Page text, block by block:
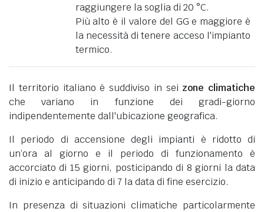
raggiungere la soglia di 20 °C.
Più alto è il valore del GG e maggiore è
la necessità di tenere acceso l'impianto
termico.
Il territorio italiano è suddiviso in sei zone climatiche
che variano in funzione dei gradi-giorno
indipendentemente dall'ubicazione geografica.
Il periodo di accensione degli impianti è ridotto di
un’ora al giorno e il periodo di funzionamento è
accorciato di 15 giorni, posticipando di 8 giorni la data
di inizio e anticipando di 7 la data di fine esercizio.
In presenza di situazioni climatiche particolarmente